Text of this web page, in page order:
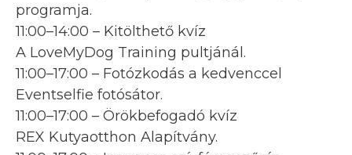
programja.
11:00–14:00 – Kitölthető kvíz
A LoveMyDog Training pultjánál.
11:00–17:00 – Fotózkodás a kedvenccel
Eventselfie fotósátor.
11:00–17:00 – Örökbefogadó kvíz
REX Kutyaotthon Alapítvány.